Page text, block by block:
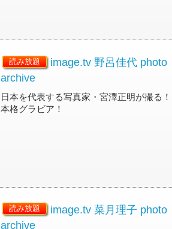
読み放題
image.tv 野呂佳代 photo
archive
日本を代表する写真家・宮澤正明が撮る！
本格グラビア！
読み放題
image.tv 菜月理子 photo
archive